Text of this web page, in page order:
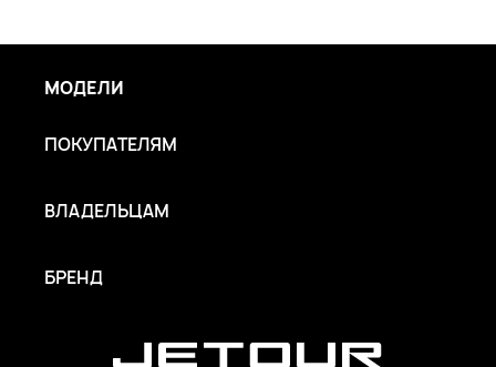
МОДЕЛИ
ПОКУПАТЕЛЯМ
ВЛАДЕЛЬЦАМ
БРЕНД